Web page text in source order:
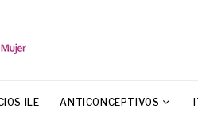
ILE ANTICONCEPTIVOS